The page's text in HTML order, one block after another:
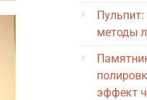
методы
эффект